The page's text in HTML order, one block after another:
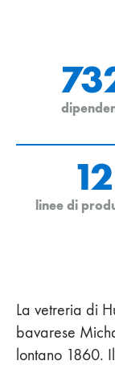
12
linee di
La vetreria di
bavarese
lontano 1860.